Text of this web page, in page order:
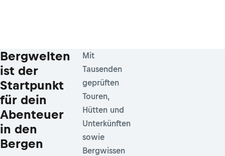
Bergwelten
ist der
Startpunkt
für dein
Abenteuer
in den
Bergen
Mit
Tausenden
geprüften
Touren,
Hütten und
Unterkünften
sowie
Bergwissen